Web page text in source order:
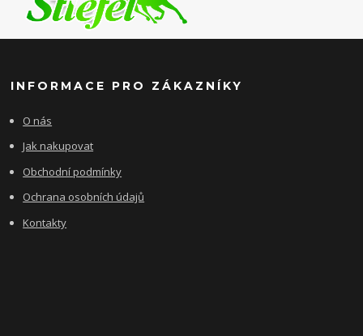
INFORMACE PRO ZÁKAZNÍKY
O nás
Jak nakupovat
Obchodní podmínky
Ochrana osobních údajů
Kontakty